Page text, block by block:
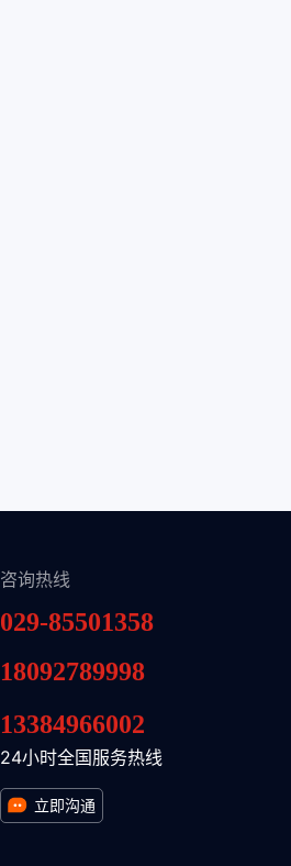
咨询热线
029-85501358
18092789998
13384966002
24小时全国服务热线
立即沟通